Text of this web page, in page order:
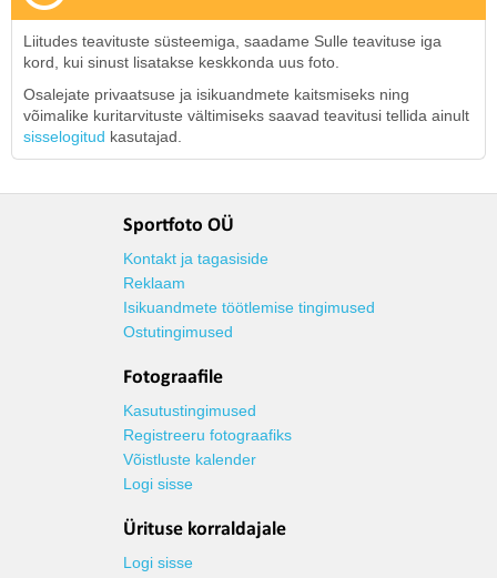
Liitudes teavituste süsteemiga, saadame Sulle teavituse iga
kord, kui sinust lisatakse keskkonda uus foto.
Osalejate privaatsuse ja isikuandmete kaitsmiseks ning
võimalike kuritarvituste vältimiseks saavad teavitusi tellida ainult
sisselogitud kasutajad.
Sportfoto OÜ
Kontakt ja tagasiside
Reklaam
Isikuandmete töötlemise tingimused
Ostutingimused
Fotograafile
Kasutustingimused
Registreeru fotograafiks
Võistluste kalender
Logi sisse
Ürituse korraldajale
Logi sisse